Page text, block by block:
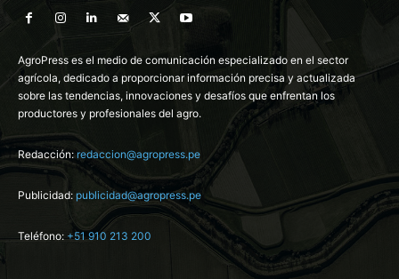
AgroPress es el medio de comunicación especializado en el sector
agrícola, dedicado a proporcionar información precisa y actualizada
sobre las tendencias, innovaciones y desafíos que enfrentan los
productores y profesionales del agro.
Redacción:redaccion@agropress.pe
Publicidad: publicidad@agropress.pe
Teléfono: +51 910 213 200